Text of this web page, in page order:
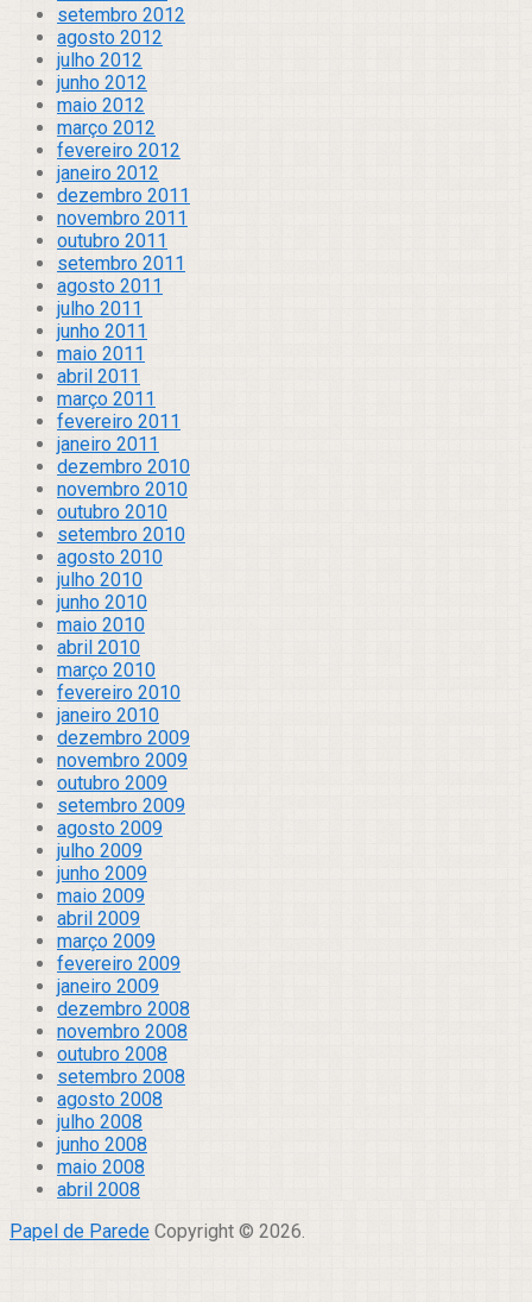
setembro 2012
agosto 2012
julho 2012
junho 2012
maio 2012
março 2012
fevereiro 2012
janeiro 2012
dezembro 2011
novembro 2011
outubro 2011
setembro 2011
agosto 2011
julho 2011
junho 2011
maio 2011
abril 2011
março 2011
fevereiro 2011
janeiro 2011
dezembro 2010
novembro 2010
outubro 2010
setembro 2010
agosto 2010
julho 2010
junho 2010
maio 2010
abril 2010
março 2010
fevereiro 2010
janeiro 2010
dezembro 2009
novembro 2009
outubro 2009
setembro 2009
agosto 2009
julho 2009
junho 2009
maio 2009
abril 2009
março 2009
fevereiro 2009
janeiro 2009
dezembro 2008
novembro 2008
outubro 2008
setembro 2008
agosto 2008
julho 2008
junho 2008
maio 2008
abril 2008
Papel de Parede Copyright © 2026.